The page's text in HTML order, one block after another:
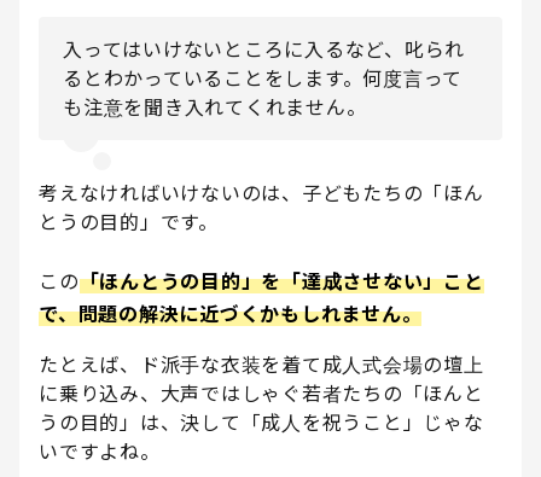
入ってはいけないところに入るなど、叱られ
るとわかっていることをします。何度言って
も注意を聞き入れてくれません。
考えなければいけないのは、子どもたちの「ほん
とうの目的」です。
この「ほんとうの目的」を「達成させない」こと
で、問題の解決に近づくかもしれません。
たとえば、ド派手な衣装を着て成人式会場の壇上
に乗り込み、大声ではしゃぐ若者たちの「ほんと
うの目的」は、決して「成人を祝うこと」じゃな
いですよね。